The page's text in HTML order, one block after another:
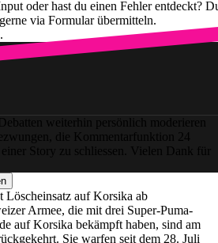
oder hast du einen Fehler entdeckt?
via Formular übermitteln.
weiterhin persönlich moderieren
die Kommentarfunktion 24
Story zu schliessen. Vielen Dank für
Löscheinsatz auf Korsika ab
Armee, die mit drei Super-Puma-
auf Korsika bekämpft haben, sind am
Sie warfen seit dem 28. Juli